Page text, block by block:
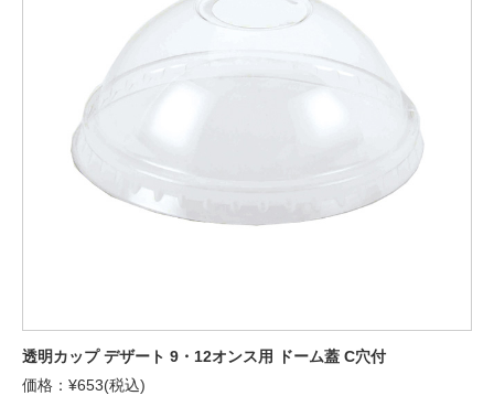
透明カップ デザート 9・12オンス用 ドーム蓋 C穴付
価格：¥653(税込)